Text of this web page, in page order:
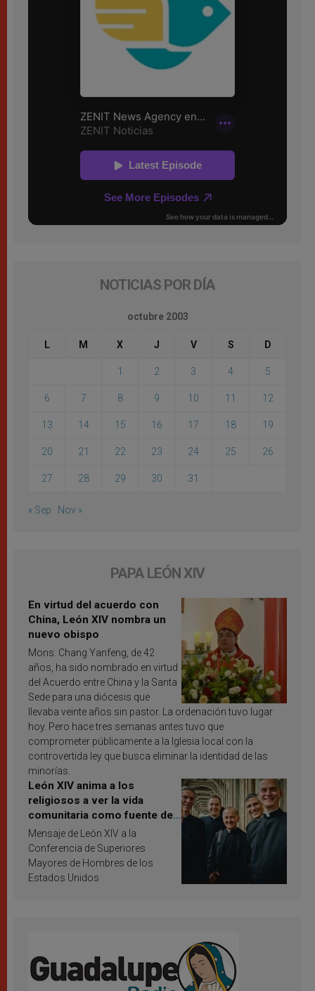
NOTICIAS POR DÍA
octubre 2003
L M X J V S D
1 2 3 4 5
6 7 8 9 10 11 12
13 14 15 16 17 18 19
20 21 22 23 24 25 26
27 28 29 30 31
« Sep Nov »
PAPA LEÓN XIV
En virtud del acuerdo con
China, León XIV nombra un
nuevo obispo
Mons. Chang Yanfeng, de 42
años, ha sido nombrado en virtud
del Acuerdo entre China y la Santa
Sede para una diócesis que
llevaba veinte años sin pastor. La ordenación tuvo lugar
hoy. Pero hace tres semanas antes tuvo que
comprometer públicamente a la Iglesia local con la
controvertida ley que busca eliminar la identidad de las
minorías.
León XIV anima a los
religiosos a ver la vida
comunitaria como fuente de
inspiración y santificación
Mensaje de León XIV a la
Conferencia de Superiores
Mayores de Hombres de los
Estados Unidos